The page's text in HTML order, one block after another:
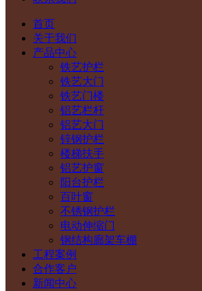
首页
关于我们
产品中心
铁艺护栏
铁艺大门
铁艺门楼
铝艺栏杆
铝艺大门
锌钢护栏
楼梯扶手
铝艺护窗
阳台护栏
百叶窗
不锈钢护栏
电动伸缩门
钢结构廊架车棚
工程案例
合作客户
新闻中心